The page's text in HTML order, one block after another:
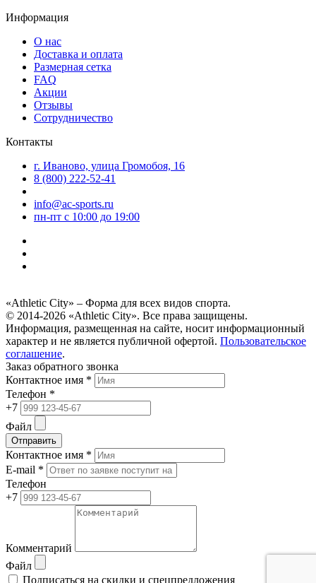
Информация
О нас
Доставка и оплата
Размерная сетка
FAQ
Акции
Отзывы
Сотрудничество
Контакты
г. Иваново, улица Громобоя, 16
8 (800) 222-52-41
info@ac-sports.ru
пн-пт c 10:00 до 19:00
«Athletic City» – Форма для всех видов спорта.
© 2014-2026 «Athletic City». Все права защищены.
Информация, размещенная на сайте, носит информационный
характер и не является публичной офертой. Пользовательское
соглашение.
Заказ обратного звонка
Контактное имя *
Телефон *
+7
Файл
Отправить
Контактное имя *
E-mail *
Телефон
+7
Комментарий
Файл
Подписаться на скидки и спецпредложения